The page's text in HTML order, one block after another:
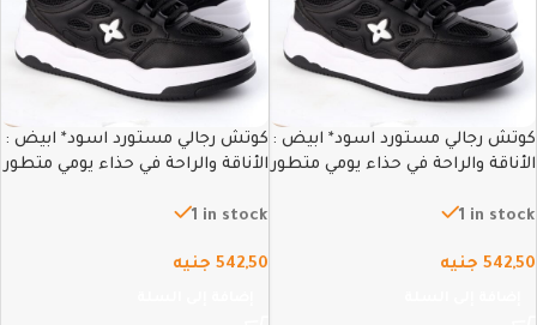
كوتش رجالي مستورد اسود* ابيض :
الأناقة والراحة في حذاء يومي متطور
1 in stock
542,50 جنيه
كوتش رجالي مستورد اسود* ابيض :
الأناقة والراحة في حذاء يومي متطور
1 in stock
542,50 جنيه